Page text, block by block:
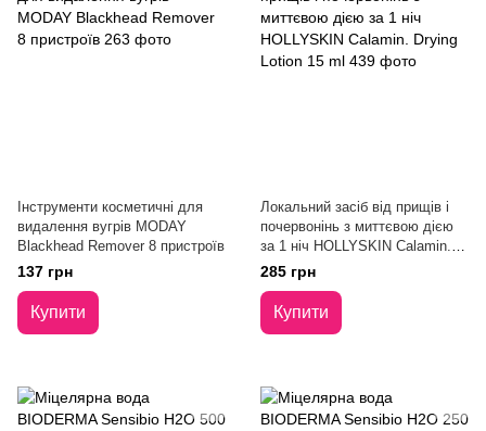
Інструменти косметичні для
видалення вугрів MODAY
Blackhead Remover 8 пристроїв
137 грн
Купити
Локальний засіб від прищів і
почервонінь з миттєвою дією
за 1 ніч HOLLYSKIN Calamin.
Drying Lotion 15 ml
285 грн
Купити